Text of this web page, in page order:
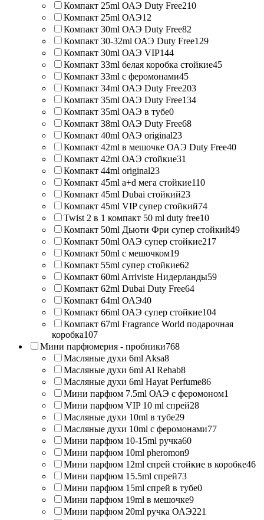
Компакт 25ml ОАЭ Duty Free210
Компакт 25ml ОАЭ12
Компакт 30ml ОАЭ Duty Free82
Компакт 30-32ml ОАЭ Duty Free129
Компакт 30ml ОАЭ VIP144
Компакт 33ml белая коробка стойкие45
Компакт 33ml с феромонами45
Компакт 34ml ОАЭ Duty Free203
Компакт 35ml ОАЭ Duty Free134
Компакт 35ml ОАЭ в тубе0
Компакт 38ml ОАЭ Duty Free68
Компакт 40ml ОАЭ original23
Компакт 42ml в мешочке ОАЭ Duty Free40
Компакт 42ml ОАЭ стойкие31
Компакт 44ml original23
Компакт 45ml a+d мега стойкие110
Компакт 45ml Dubai стойкий23
Компакт 45ml VIP супер стойкий74
Twist 2 в 1 компакт 50 ml duty free10
Компакт 50ml Дьюти Фри супер стойкий49
Компакт 50ml ОАЭ супер стойкие217
Компакт 50ml с мешочком19
Компакт 55ml супер стойкие62
Компакт 60ml Arriviste Нидерланды59
Компакт 62ml Dubai Duty Free64
Компакт 64ml ОАЭ40
Компакт 66ml ОАЭ супер стойкие104
Компакт 67ml Fragrance World подарочная
коробка107
Мини парфюмерия - пробники768
Масляные духи 6ml Aksa8
Масляные духи 6ml Al Rehab8
Масляные духи 6ml Hayat Perfume86
Мини парфюм 7.5ml ОАЭ с феромоном1
Мини парфюм VIP 10 ml спрей28
Масляные духи 10ml в тубе29
Масляные духи 10ml с феромонами77
Мини парфюм 10-15ml ручка60
Мини парфюм 10ml pheromon9
Мини парфюм 12ml спрей стойкие в коробке46
Мини парфюм 15.5ml спрей73
Мини парфюм 15ml спрей в тубе0
Мини парфюм 19ml в мешочке9
Мини парфюм 20ml ручка ОАЭ221